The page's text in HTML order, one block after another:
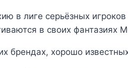
в лиге серьёзных
в своих фантазиях
брендах, хорошо